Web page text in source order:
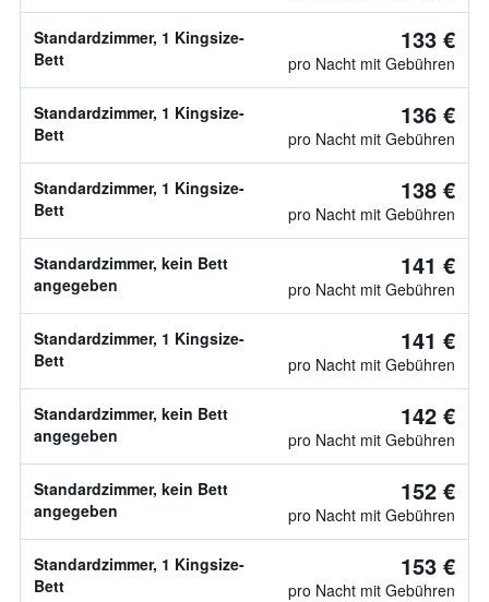
Standardzimmer, 1 Kingsize-
Bett
133 €
pro Nacht mit Gebühren
Standardzimmer, 1 Kingsize-
Bett
136 €
pro Nacht mit Gebühren
Standardzimmer, 1 Kingsize-
Bett
138 €
pro Nacht mit Gebühren
Standardzimmer, kein Bett
angegeben
141 €
pro Nacht mit Gebühren
Standardzimmer, 1 Kingsize-
Bett
141 €
pro Nacht mit Gebühren
Standardzimmer, kein Bett
angegeben
142 €
pro Nacht mit Gebühren
Standardzimmer, kein Bett
angegeben
152 €
pro Nacht mit Gebühren
Standardzimmer, 1 Kingsize-
Bett
153 €
pro Nacht mit Gebühren